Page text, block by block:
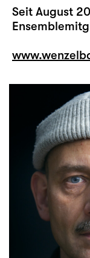
Seit August